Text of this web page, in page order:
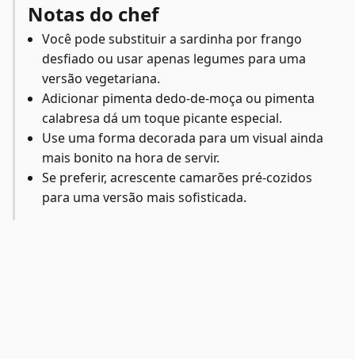
Notas do chef
Você pode substituir a sardinha por frango
desfiado ou usar apenas legumes para uma
versão vegetariana.
Adicionar pimenta dedo-de-moça ou pimenta
calabresa dá um toque picante especial.
Use uma forma decorada para um visual ainda
mais bonito na hora de servir.
Se preferir, acrescente camarões pré-cozidos
para uma versão mais sofisticada.